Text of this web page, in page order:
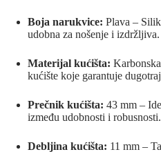
Boja narukvice: Plava –
udobna za nošenje i izdržljiva.
Materijal kućišta:
kućište koje garantuje
Prečnik kućišta: 43 mm –
između udobnosti i robusnosti.
Debljina kućišta: 11 mm –